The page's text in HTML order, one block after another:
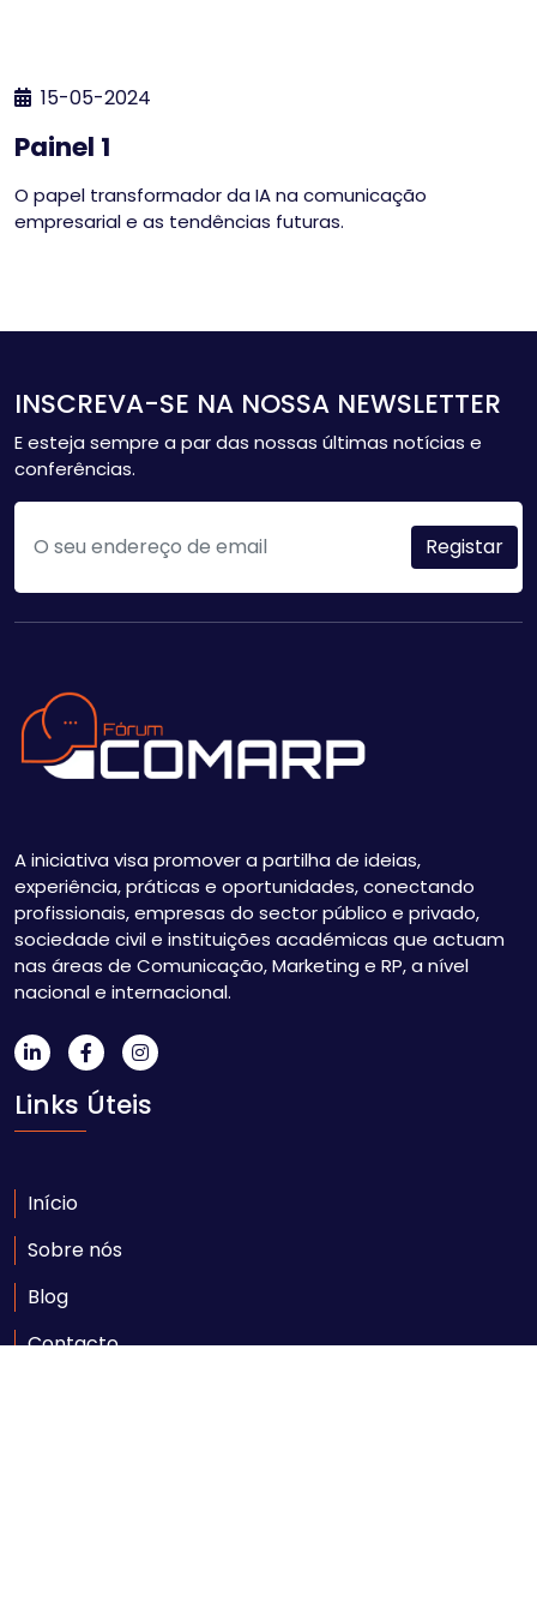
15-05-2024
Painel 1
O papel transformador da IA na comunicação
empresarial e as tendências futuras.
INSCREVA-SE NA NOSSA NEWSLETTER
E esteja sempre a par das nossas últimas notícias e
conferências.
A iniciativa visa promover a partilha de ideias,
experiência, práticas e oportunidades, conectando
profissionais, empresas do sector público e privado,
sociedade civil e instituições académicas que actuam
nas áreas de Comunicação, Marketing e RP, a nível
nacional e internacional.
Links Úteis
Início
Sobre nós
Blog
Contacto